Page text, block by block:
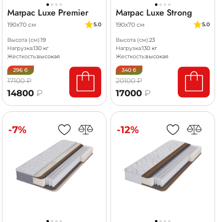
Матрас Luxe Premier
190х70 см 5.0
Высота (см):19
Нагрузка:130 кг
Жесткость:высокая
296 б
17100 ₽
14800₽
Матрас Luxe Strong
190х70 см 5.0
Высота (см):23
Нагрузка:130 кг
Жесткость:высокая
340 б
20100 ₽
17000₽
-7% -12%